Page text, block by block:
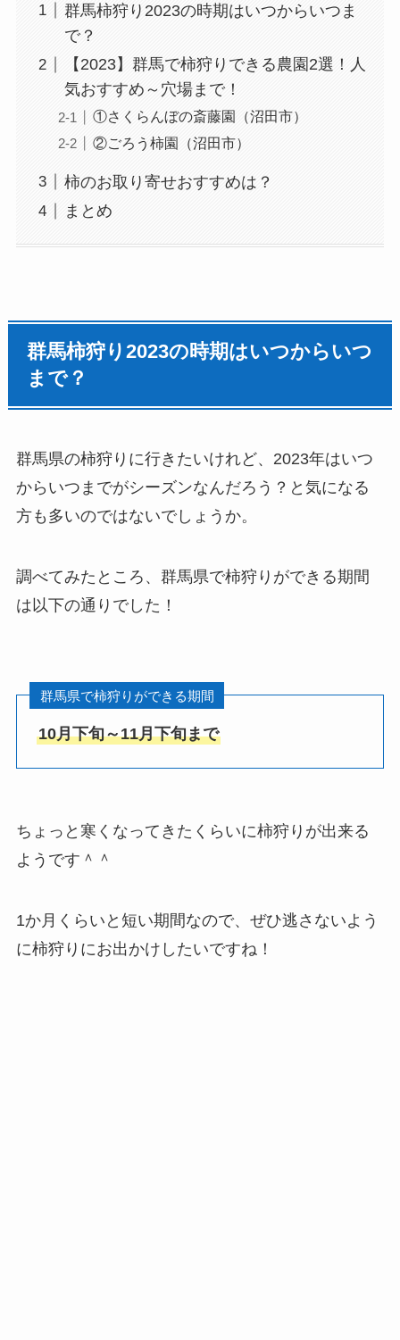
群馬柿狩り2023の時期はいつからいつま
で？
【2023】群馬で柿狩りできる農園2選！人
気おすすめ～穴場まで！
①さくらんぼの斎藤園（沼田市）
②ごろう柿園（沼田市）
柿のお取り寄せおすすめは？
まとめ
群馬柿狩り2023の時期はいつからいつ
まで？
群馬県の柿狩りに行きたいけれど、2023年はいつ
からいつまでがシーズンなんだろう？と気になる
方も多いのではないでしょうか。
調べてみたところ、群馬県で柿狩りができる期間
は以下の通りでした！
群馬県で柿狩りができる期間
10月下旬～11月下旬まで
ちょっと寒くなってきたくらいに柿狩りが出来る
ようです＾＾
1か月くらいと短い期間なので、ぜひ逃さないよう
に柿狩りにお出かけしたいですね！